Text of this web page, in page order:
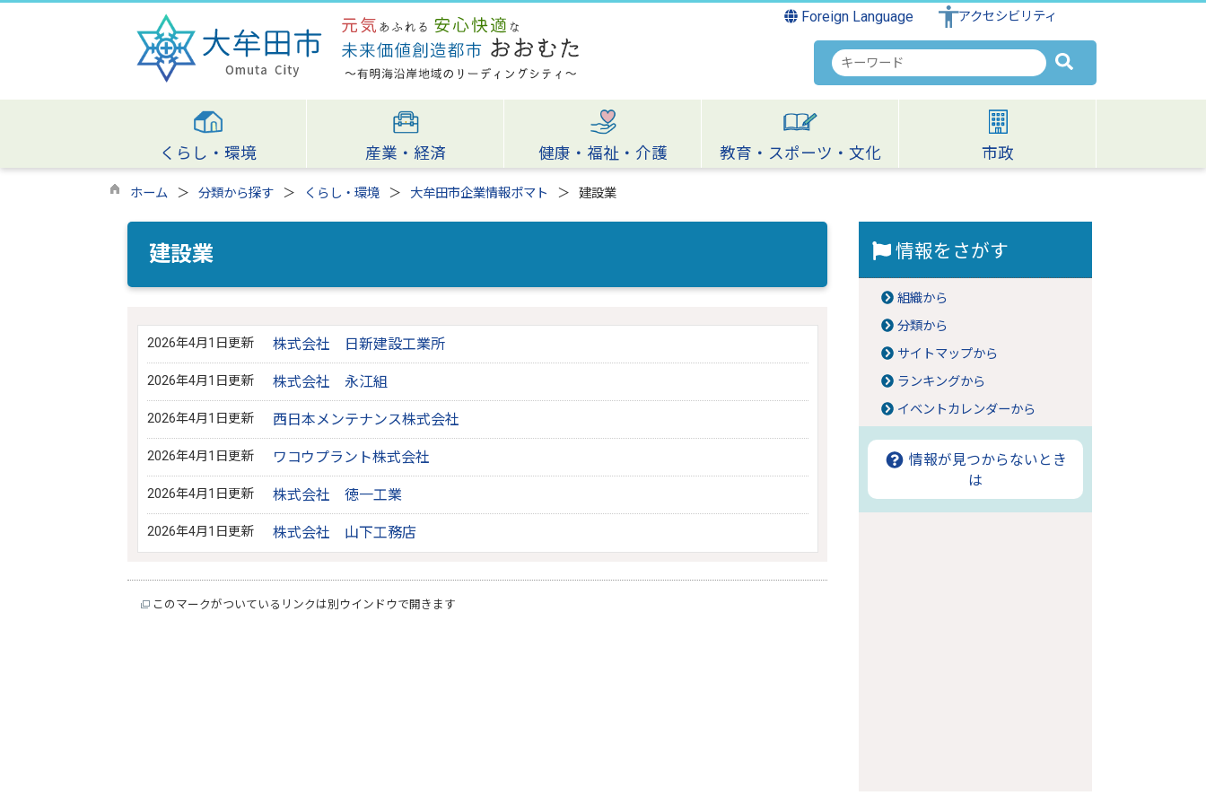
Foreign Language アクセシビリティ
検
索
キ
ワ
ー
くらし・環境 産業・経済 健康・福祉・介護 教育・スポーツ・文化 市政
ホーム 分類から探す くらし・環境 大牟田市企業情報ポマト 建設業
建設業
2026年4月1日更新 株式会社 日新建設工業所
2026年4月1日更新 株式会社 永江組
2026年4月1日更新 西日本メンテナンス株式会社
2026年4月1日更新 ワコウプラント株式会社
2026年4月1日更新 株式会社 徳一工業
2026年4月1日更新 株式会社 山下工務店
このマークがついているリンクは別ウインドウで開きます
情報をさがす
組織から
分類から
サイトマップから
ランキングから
イベントカレンダーから
情報が見つからないとき
は